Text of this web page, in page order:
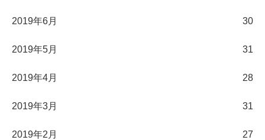
2019年6月 30
2019年5月 31
2019年4月 28
2019年3月 31
2019年2月 27